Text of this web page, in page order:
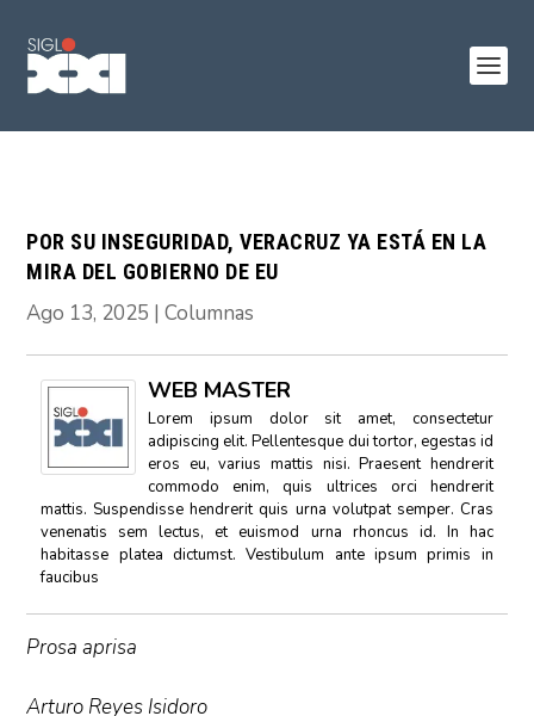
POR SU INSEGURIDAD, VERACRUZ YA ESTÁ EN LA
MIRA DEL GOBIERNO DE EU
Ago 13, 2025 |Columnas
WEB MASTER
Lorem ipsum dolor sit amet, consectetur
adipiscing elit. Pellentesque dui tortor, egestas id
eros eu, varius mattis nisi. Praesent hendrerit
commodo enim, quis ultrices orci hendrerit
mattis. Suspendisse hendrerit quis urna volutpat semper. Cras
venenatis sem lectus, et euismod urna rhoncus id. In hac
habitasse platea dictumst. Vestibulum ante ipsum primis in
faucibus
Prosa aprisa
Arturo Reyes Isidoro